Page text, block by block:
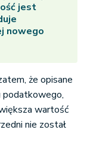
jest
nowego
że opisane
podatkowego,
wartość
nie został